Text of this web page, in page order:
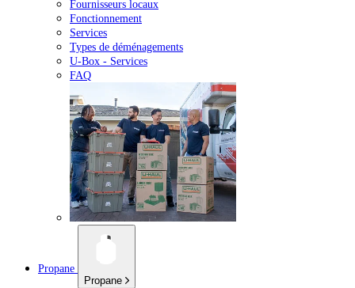
Fournisseurs locaux
Fonctionnement
Services
Types de déménagements
U-Box - Services
FAQ
Propane
Propane